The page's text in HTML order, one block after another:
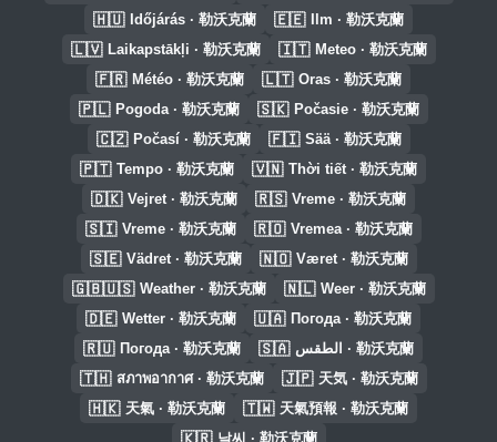
🇭🇺 Időjárás · 勒沃克蘭 🇪🇪 Ilm · 勒沃克蘭
🇱🇻 Laikapstākļi · 勒沃克蘭 🇮🇹 Meteo · 勒沃克蘭
🇫🇷 Météo · 勒沃克蘭 🇱🇹 Oras · 勒沃克蘭
🇵🇱 Pogoda · 勒沃克蘭 🇸🇰 Počasie · 勒沃克蘭
🇨🇿 Počasí · 勒沃克蘭 🇫🇮 Sää · 勒沃克蘭
🇵🇹 Tempo · 勒沃克蘭 🇻🇳 Thời tiết · 勒沃克蘭
🇩🇰 Vejret · 勒沃克蘭 🇷🇸 Vreme · 勒沃克蘭
🇸🇮 Vreme · 勒沃克蘭 🇷🇴 Vremea · 勒沃克蘭
🇸🇪 Vädret · 勒沃克蘭 🇳🇴 Været · 勒沃克蘭
🇬🇧🇺🇸 Weather · 勒沃克蘭 🇳🇱 Weer · 勒沃克蘭
🇩🇪 Wetter · 勒沃克蘭 🇺🇦 Погода · 勒沃克蘭
🇷🇺 Погода · 勒沃克蘭 🇸🇦 الطقس · 勒沃克蘭
🇹🇭 สภาพอากาศ · 勒沃克蘭 🇯🇵 天気 · 勒沃克蘭
🇭🇰 天氣 · 勒沃克蘭 🇹🇼 天氣預報 · 勒沃克蘭
날씨 · 勒沃克蘭